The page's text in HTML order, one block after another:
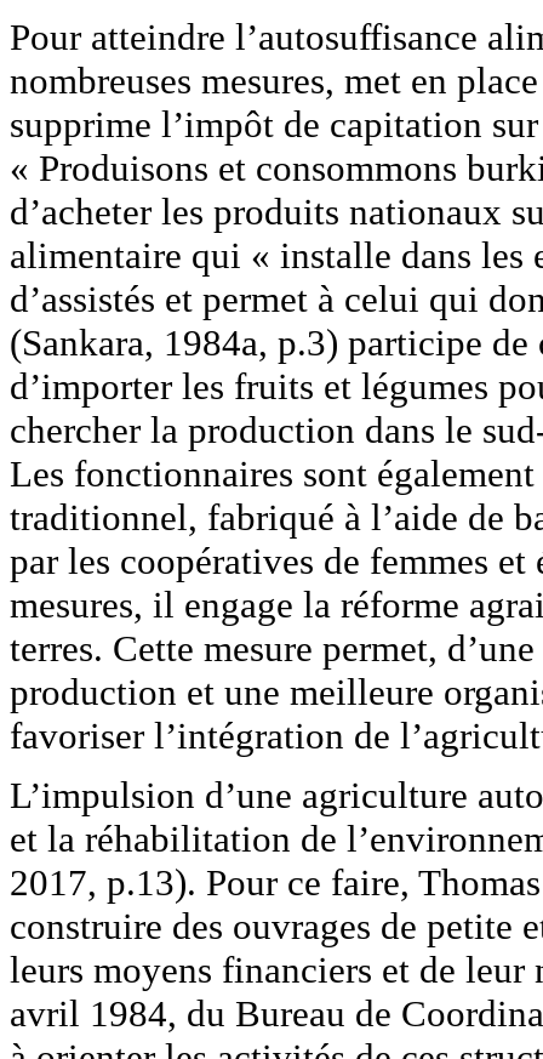
Pour atteindre l’autosuffisance
nombreuses mesures, met en
supprime l’impôt de capitation
« Produisons et consommons
d’acheter les produits nationaux
alimentaire qui « installe dans les
d’assistés et permet à celui qui
(Sankara, 1984a, p.3) participe
d’importer les fruits et légumes
chercher la production dans le
Les fonctionnaires sont
traditionnel, fabriqué à l’aide de
par les coopératives de femmes
mesures, il engage la réforme
terres. Cette mesure permet,
production et une meilleure
favoriser l’intégration de
L’impulsion d’une agriculture
et la réhabilitation de
2017, p.13). Pour ce faire,
construire des ouvrages de petite
leurs moyens financiers et de
avril 1984, du Bureau de